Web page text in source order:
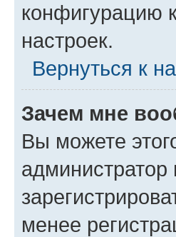
конфигурацию
настроек.
Вернуться к
Зачем мне
Вы можете
менее